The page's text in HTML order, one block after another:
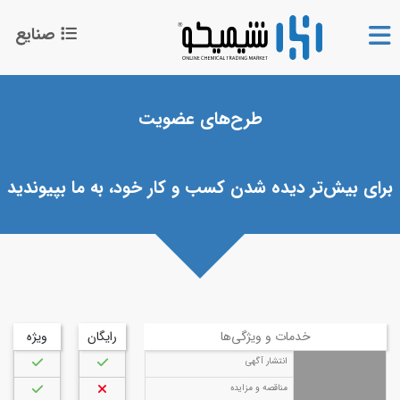
صنایع
جستجو
طرح‌های عضویت
برای بیش‌تر دیده شدن کسب و کار خود، به ما بپیوندید
خدمات و ویژگی‌ها
انتشار آگهی
مناقصه و مزایده
رایگان ویژه